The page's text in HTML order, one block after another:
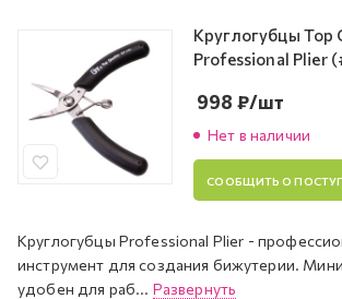
Круглогубцы Top
Professional Plier
Нет в наличии
998 ₽/шт
СООБЩИТЬ О
Круглогубцы Professional Plier -
инструмент для создания бижутерии.
удобен для раб... Развернуть